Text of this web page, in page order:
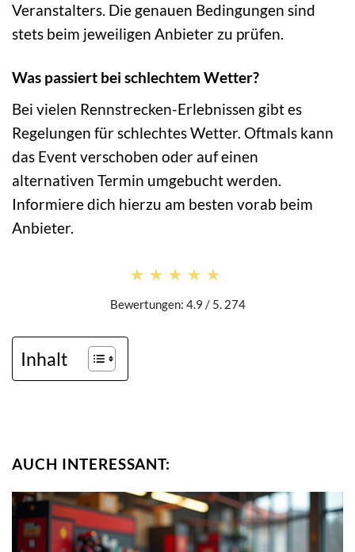
Veranstalters. Die genauen Bedingungen sind
stets beim jeweiligen Anbieter zu prüfen.
Was passiert bei schlechtem Wetter?
Bei vielen Rennstrecken-Erlebnissen gibt es
Regelungen für schlechtes Wetter. Oftmals kann
das Event verschoben oder auf einen
alternativen Termin umgebucht werden.
Informiere dich hierzu am besten vorab beim
Anbieter.
★★★★★
★★★★★
Bewertungen: 4.9 / 5. 274
Inhalt
AUCH INTERESSANT: